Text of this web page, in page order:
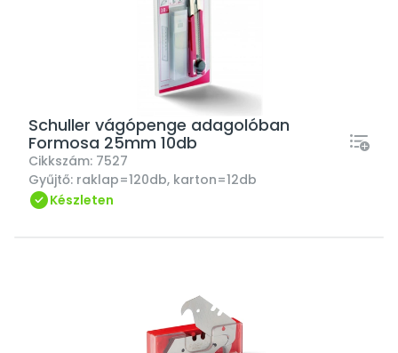
Schuller vágópenge adagolóban
Formosa 25mm 10db
Cikkszám: 7527
Gyűjtő: raklap=120db, karton=12db
Készleten